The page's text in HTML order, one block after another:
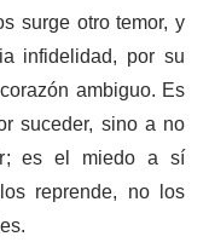
surge otro temor, y
infidelidad, por su
ambiguo. Es
suceder, sino a no
es el miedo a sí
reprende, no los